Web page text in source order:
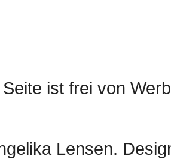
ist frei von
Lensen.